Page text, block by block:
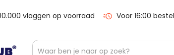
vlaggen op voorraad Voor 16:00